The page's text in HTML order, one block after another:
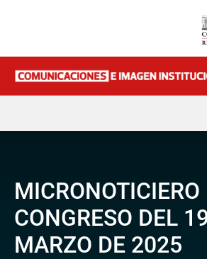
MICRONOTICIERO
CONGRESO DEL
MARZO DE 2025